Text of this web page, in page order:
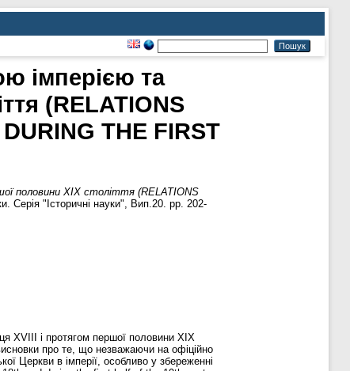
імперією та
(RELATIONS
THE FIRST
половини ХІХ століття (RELATIONS
Серія "Історичні науки", Вип.20. pp. 202-
XVIII і протягом першої половини ХІХ
про те, що незважаючи на офіційно
Церкви в імперії, особливо у збереженні